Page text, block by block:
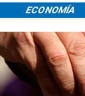
ECONOMÍA